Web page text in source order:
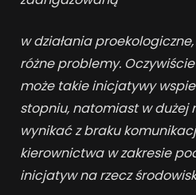
w działania
różne problemy.
może takie inicjatywy
stopniu, natomiast w dużej
wynikać z braku
kierownictwa w zakresie
inicjatyw na rzecz